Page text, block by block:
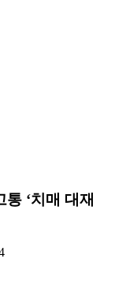
‘치매 대재